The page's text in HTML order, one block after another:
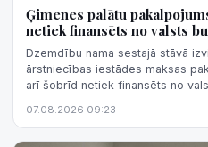
Ģimenes palātu
netiek finansēts no valsts
Dzemdību nama sestajā stāvā
ārstniecības iestādes maksas
arī šobrīd netiek finansēts no
izmaiņām.
07.08.2026 09:23